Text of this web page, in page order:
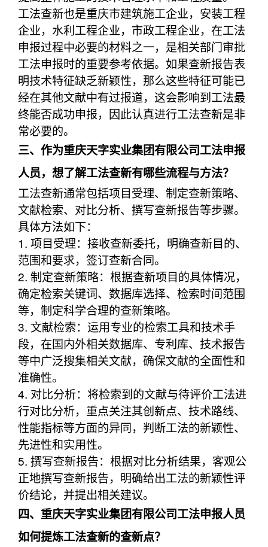
工法查新也是重庆市建筑施工企业，安装工程
企业，水利工程企业，市政工程企业，在工法
申报过程中必要的材料之一，是相关部门审批
工法申报时的重要参考依据。如果查新报告表
明技术特征缺乏新颖性，那么这些特征可能已
经在其他文献中有过报道，这会影响到工法最
终能否成功申报，因此认真进行工法查新是非
常必要的。
三、作为重庆天字实业集团有限公司工法申报
人员，想了解工法查新有哪些流程与方法？
工法查新通常包括项目受理、制定查新策略、
文献检索、对比分析、撰写查新报告等步骤。
具体方法如下：
1. 项目受理：接收查新委托，明确查新目的、
范围和要求，签订查新合同。
2. 制定查新策略：根据查新项目的具体情况，
确定检索关键词、数据库选择、检索时间范围
等，制定科学合理的查新策略。
3. 文献检索：运用专业的检索工具和技术手
段，在国内外相关数据库、专利库、技术报告
等中广泛搜集相关文献，确保文献的全面性和
准确性。
4. 对比分析：将检索到的文献与待评价工法进
行对比分析，重点关注其创新点、技术路线、
性能指标等方面的异同，判断工法的新颖性、
先进性和实用性。
5. 撰写查新报告：根据对比分析结果，客观公
正地撰写查新报告，明确给出工法的新颖性评
价结论，并提出相关建议。
四、重庆天字实业集团有限公司工法申报人员
如何提炼工法查新的查新点？